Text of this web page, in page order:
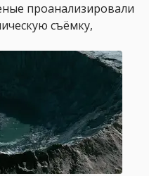
проанализировали
съёмку,